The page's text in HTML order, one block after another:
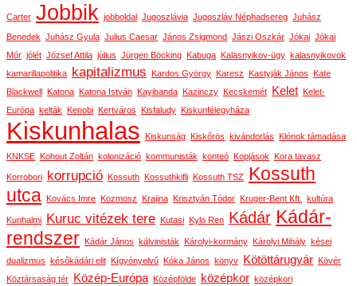
Carter Jobbik jobboldal Jugoszlávia Jugoszláv Néphadsereg Juhász
Benedek Juhász Gyula Julius Caesar János Zsigmond Jászi Oszkár Jókai Jókai
Mór jólét József Attila július Jürgen Böcking Kabuga Kalasnyikov-ügy kalasnyikovok
kamarillapolitika kapitalizmus Kardos György Karesz Kastyják János
Kate
Blackwell
Katona Katona István Kayibanda Kazinczy Kecskemét Kelet
Kelet-
Európa kelták Kenobi Kertváros Kisfaludy Kiskunfélegyháza
Kiskunhalas Kiskunság Kiskőrös kivándorlás Klónok támadása
KNKSE Kohout Zoltán kolonizáció kommunisták konteó Kopjások Kora tavasz
Korrobori korrupció Kossuth Kossuthkifli Kossuth TSZ Kossuth
utca
Kovács Imre Kozmosz Krajina Krisztyán Tódor Kruger-Bent Kft. kultúra
Kunhalmi Kuruc vitézek tere Kutasi Kylo Ren Kádár Kádár-
rendszer
Kádár János kálvinisták Károlyi-kormány Károlyi Mihály kései
dualizmus
későkádári elit Kígyónyelvű Kóka János könyv Kötöttárugyár
Kövér
Köztársaság tér
Közép-Európa Középfölde középkor középkori